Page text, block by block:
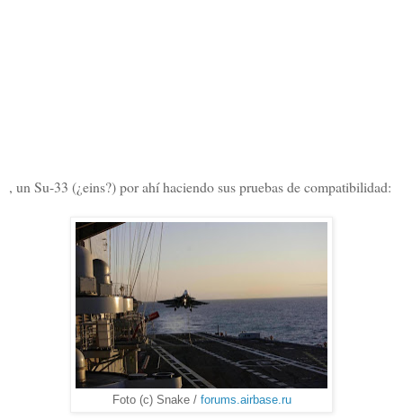
, un Su-33 (¿eins?) por ahí haciendo sus pruebas de compatibilidad:
Foto (с) Snake / forums.airbase.ru